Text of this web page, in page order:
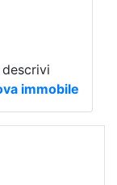
descrivi
immobile